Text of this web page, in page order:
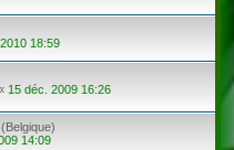
18:59
15 déc. 2009 16:26
14:09